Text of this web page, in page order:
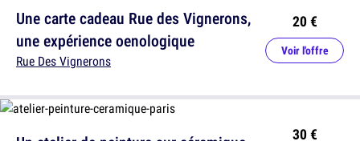
30 €
Une carte cadeau Rue des Vignerons,
une expérience oenologique
Rue Des Vignerons
20 €
Voir l'offre